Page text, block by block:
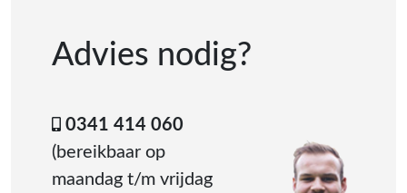
Advies nodig?
0341 414 060
(bereikbaar op
maandag t/m vrijdag